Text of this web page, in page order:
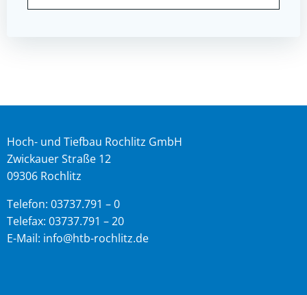
Hoch- und Tiefbau Rochlitz GmbH
Zwickauer Straße 12
09306 Rochlitz
Telefon: 03737.791 – 0
Telefax: 03737.791 – 20
E-Mail: info@htb-rochlitz.de